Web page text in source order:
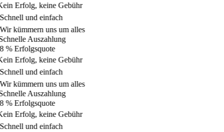
Erfolg, keine Gebühr
und einfach
kümmern uns um alles
Auszahlung
% Erfolgsquote
Erfolg, keine Gebühr
und einfach
kümmern uns um alles
Auszahlung
% Erfolgsquote
Erfolg, keine Gebühr
und einfach